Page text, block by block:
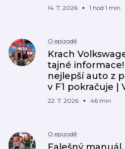
14. 7. 2026 1 hod 1 min
O epizodě
Krach
tajné
nejlepší auto z
v F1 pokračuje |
22. 7. 2026 46 min
O epizodě